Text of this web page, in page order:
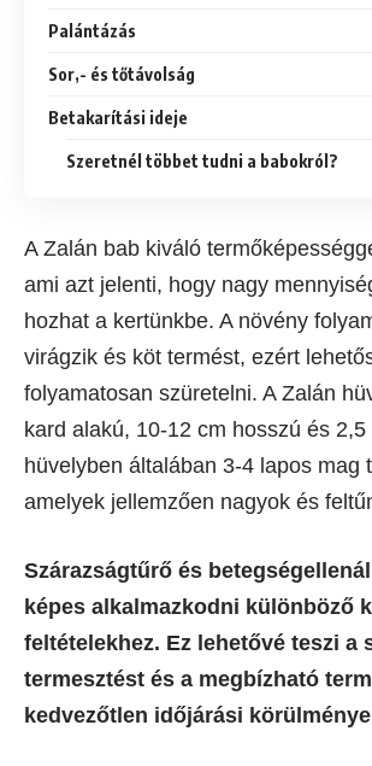
Palántázás
Sor,- és tőtávolság
Betakarítási ideje
Szeretnél többet tudni a babokról?
A Zalán bab kiváló
ami azt jelenti, hogy nagy
hozhat a kertünkbe. A növény
virágzik és köt termést, ezért
folyamatosan szüretelni. A Zalán
kard alakú, 10-12 cm hosszú és 2,5
hüvelyben általában 3-4 lapos mag
amelyek jellemzően nagyok és
Szárazságtűrő és
képes alkalmazkodni különböző
feltételekhez. Ez lehetővé teszi a
termesztést és a megbízható
kedvezőtlen időjárási